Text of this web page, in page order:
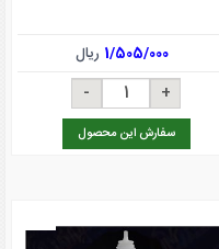
1/505/000 ریال
سفارش این محصول